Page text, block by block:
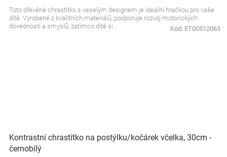
Toto dřevěné chrastítko s veselým designem je ideální hračkou pro vaše
dítě. Vyrobené z kvalitních materiálů, podporuje rozvoj motorických
dovedností a smyslů, zatímco dítě si...
Kód: ET00512063
Kontrastní chrastítko na postýlku/kočárek včelka, 30cm -
černobílý